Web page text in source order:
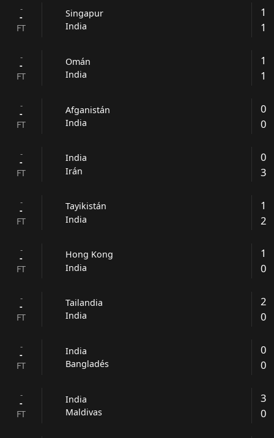
-
-
FT
Singapur
India
1
1
-
-
FT
Omán
India
1
1
-
-
FT
Afganistán
India
0
0
-
-
FT
India
Irán
0
3
-
-
FT
Tayikistán
India
1
2
-
-
FT
Hong Kong
India
1
0
-
-
FT
Tailandia
India
2
0
-
-
FT
India
Bangladés
0
0
-
-
FT
India
Maldivas
3
0